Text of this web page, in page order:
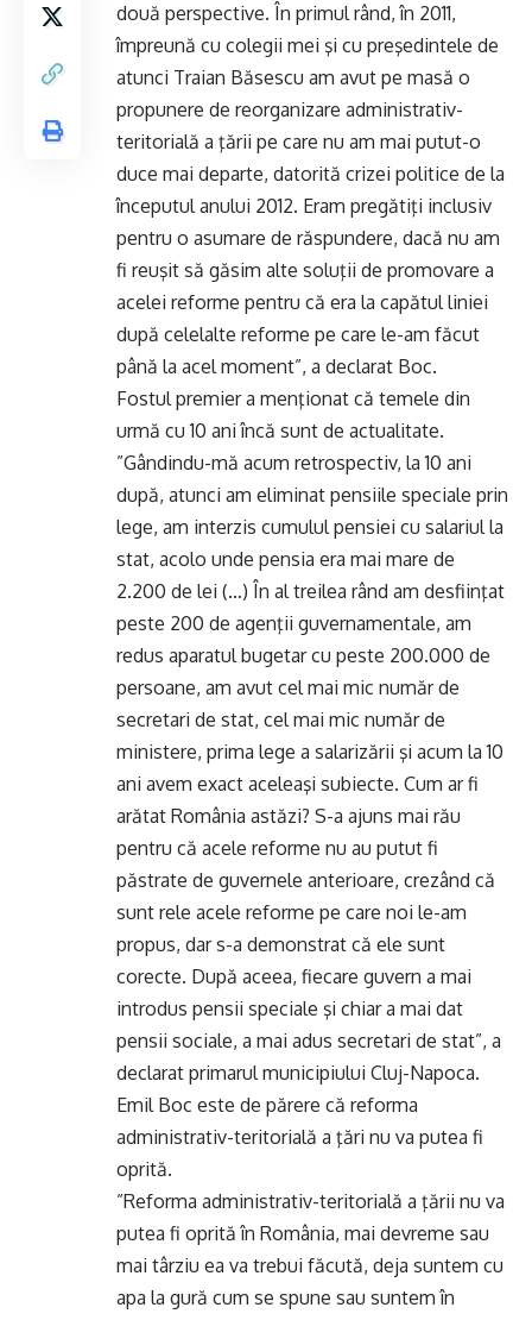
două perspective. În primul rând, în 2011,
împreună cu colegii mei şi cu preşedintele de
atunci Traian Băsescu am avut pe masă o
propunere de reorganizare administrativ-
teritorială a ţării pe care nu am mai putut-o
duce mai departe, datorită crizei politice de la
începutul anului 2012. Eram pregătiţi inclusiv
pentru o asumare de răspundere, dacă nu am
fi reuşit să găsim alte soluţii de promovare a
acelei reforme pentru că era la capătul liniei
după celelalte reforme pe care le-am făcut
până la acel moment”, a declarat Boc.
Fostul premier a menţionat că temele din
urmă cu 10 ani încă sunt de actualitate.
”Gândindu-mă acum retrospectiv, la 10 ani
după, atunci am eliminat pensiile speciale prin
lege, am interzis cumulul pensiei cu salariul la
stat, acolo unde pensia era mai mare de
2.200 de lei (…) În al treilea rând am desfiinţat
peste 200 de agenţii guvernamentale, am
redus aparatul bugetar cu peste 200.000 de
persoane, am avut cel mai mic număr de
secretari de stat, cel mai mic număr de
ministere, prima lege a salarizării şi acum la 10
ani avem exact aceleaşi subiecte. Cum ar fi
arătat România astăzi? S-a ajuns mai rău
pentru că acele reforme nu au putut fi
păstrate de guvernele anterioare, crezând că
sunt rele acele reforme pe care noi le-am
propus, dar s-a demonstrat că ele sunt
corecte. După aceea, fiecare guvern a mai
introdus pensii speciale şi chiar a mai dat
pensii sociale, a mai adus secretari de stat”, a
declarat primarul municipiului Cluj-Napoca.
Emil Boc este de părere că reforma
administrativ-teritorială a ţări nu va putea fi
oprită.
”Reforma administrativ-teritorială a ţării nu va
putea fi oprită în România, mai devreme sau
mai târziu ea va trebui făcută, deja suntem cu
apa la gură cum se spune sau suntem în